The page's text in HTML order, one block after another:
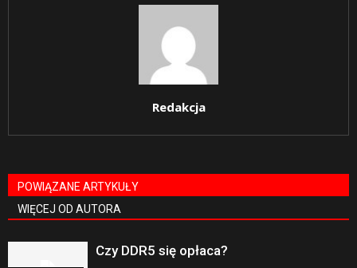
Redakcja
POWIĄZANE ARTYKUŁY
WIĘCEJ OD AUTORA
Czy DDR5 się opłaca?